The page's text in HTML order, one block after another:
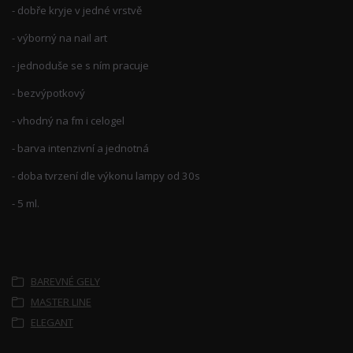
- dobře kryje v jedné vrstvě
- výborný na nail art
- jednoduše se s ním pracuje
- bezvýpotkový
- vhodný na fm i celogel
- barva intenzivní a jednotná
- doba tvrzení dle výkonu lampy od 30s
- 5 ml.
BAREVNÉ GELY
MASTER LINE
ELEGANT